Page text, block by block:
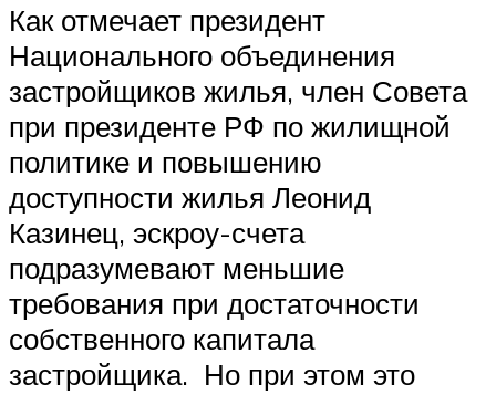
Как отмечает президент
Национального объединения
застройщиков жилья, член Совета
при президенте РФ по жилищной
политике и повышению
доступности жилья Леонид
Казинец, эскроу-счета
подразумевают меньшие
требования при достаточности
собственного капитала
застройщика. Но при этом это